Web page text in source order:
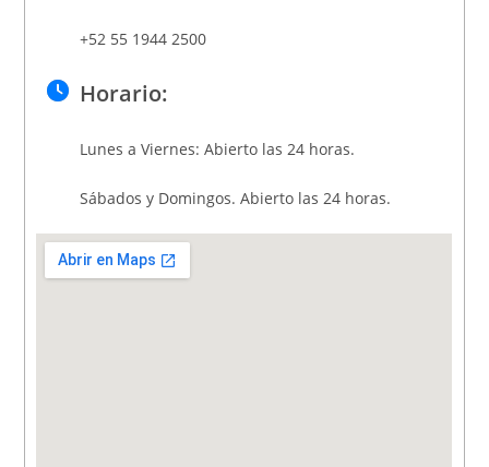
+52 55 1944 2500
Horario:
Lunes a Viernes: Abierto las 24 horas.
Sábados y Domingos. Abierto las 24 horas.